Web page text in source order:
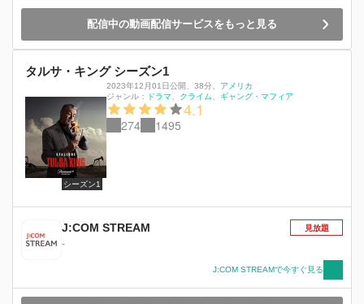
配信中の動画配信サービスをもっと見る
タルサ・キング シーズン1
シーズン1
2023年12月01日公開 38分
アメリカ
ジャンル：
ドラマ クライム ギャング・マフィア
4.1
274 1495
J:COM STREAM
-
見放題
J:COM STREAMで今すぐ見る